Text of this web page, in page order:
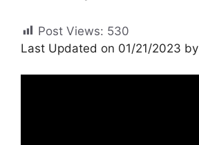
Post Views: 530
Last Updated on 01/21/2023 by